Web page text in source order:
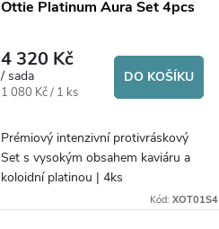
Ottie Platinum Aura Set 4pcs
4 320 Kč
/ sada
Měrná
1 080 Kč / 1 ks
DO KOŠÍKU
Prémiový intenzivní protivráskový
Set s vysokým obsahem kaviáru a
koloidní platinou | 4ks
Kód: XOT01S4